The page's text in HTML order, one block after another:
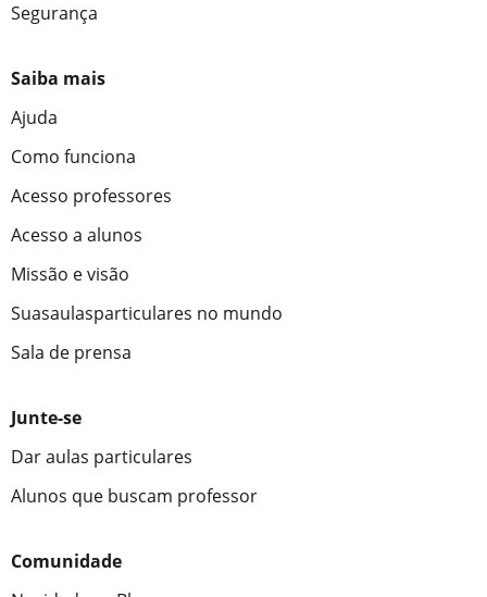
Segurança
Saiba mais
Ajuda
Como funciona
Acesso professores
Acesso a alunos
Missão e visão
Suasaulasparticulares no mundo
Sala de prensa
Junte-se
Dar aulas particulares
Alunos que buscam professor
Comunidade